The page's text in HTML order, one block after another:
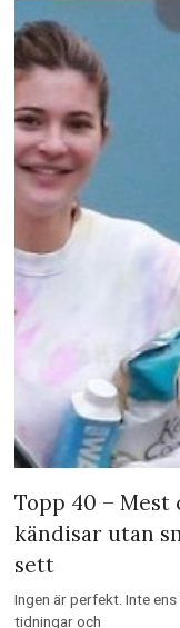
Topp 40 –
kändisar utan
sett
Ingen är perfekt. Inte
tidningar och